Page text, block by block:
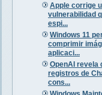
Apple corrige
vulnerabilidad
espi...
Windows 11
comprimir
aplicaci...
OpenAI revela
registros de
cons...